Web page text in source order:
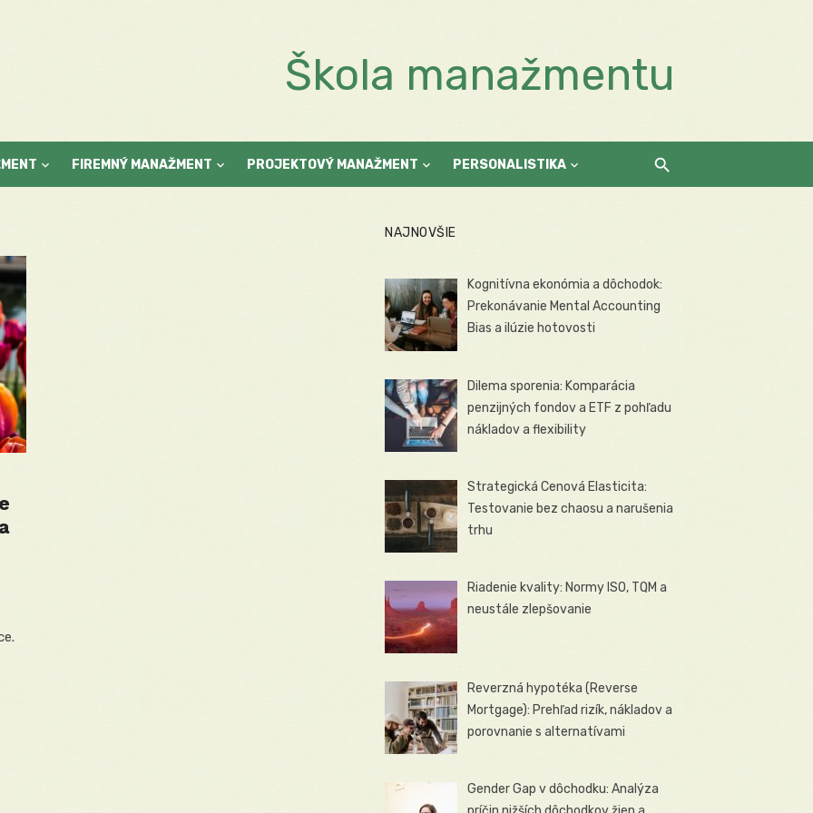
Škola manažmentu
FIREMNÝ MANAŽMENT PROJEKTOVÝ MANAŽMENT PERSONALISTIKA
NAJNOVŠIE
Kognitívna ekonómia a dôchodok:
Prekonávanie Mental Accounting
Bias a ilúzie hotovosti
Dilema sporenia: Komparácia
penzijných fondov a ETF z pohľadu
nákladov a flexibility
Strategická Cenová Elasticita:
Testovanie bez chaosu a narušenia
trhu
Riadenie kvality: Normy ISO, TQM a
neustále zlepšovanie
Reverzná hypotéka (Reverse
Mortgage): Prehľad rizík, nákladov a
porovnanie s alternatívami
Gender Gap v dôchodku: Analýza